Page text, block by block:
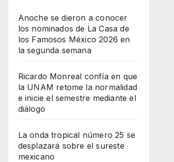
Anoche se dieron a conocer
los nominados de La Casa de
los Famosos México 2026 en
la segunda semana
Ricardo Monreal confía en que
la UNAM retome la normalidad
e inicie el semestre mediante el
diálogo
La onda tropical número 25 se
desplazará sobre el sureste
mexicano